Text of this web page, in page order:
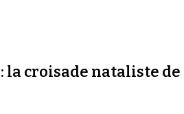
la croisade nataliste de